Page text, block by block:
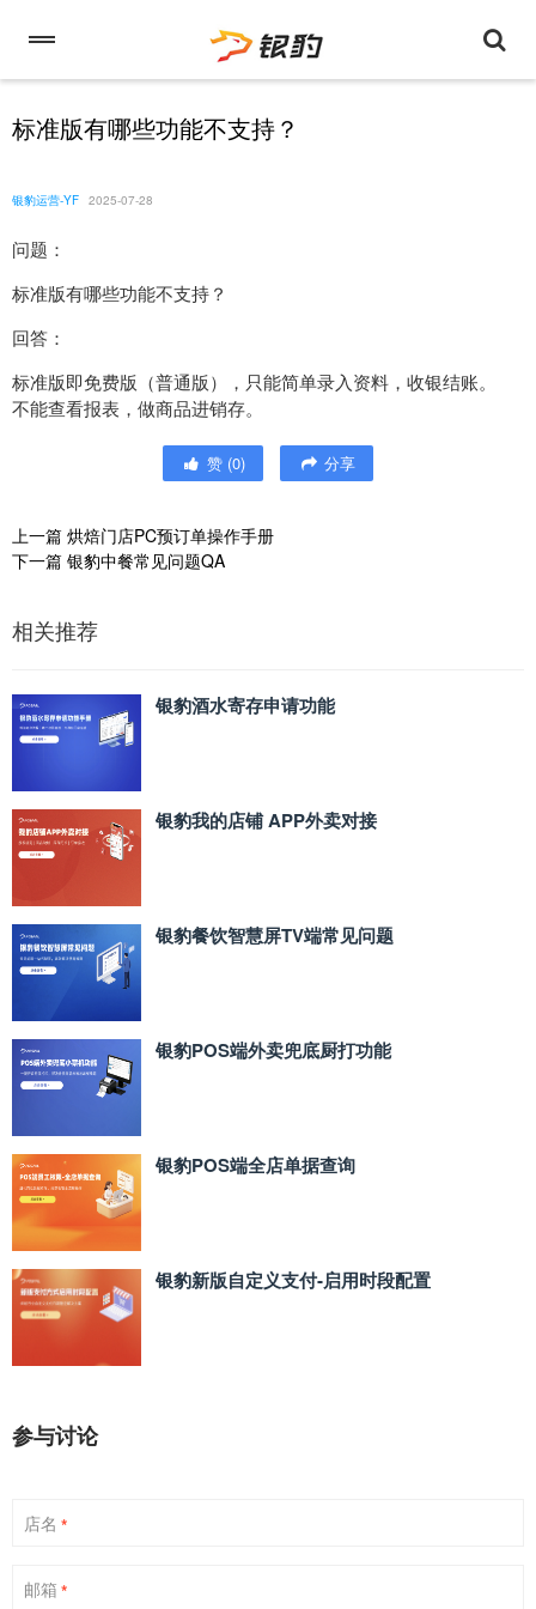
标准版有哪些功能不支持？
银豹运营-YF 2025-07-28
问题：
标准版有哪些功能不支持？
回答：
标准版即免费版（普通版），只能简单录入资料，收银结账。
不能查看报表，做商品进销存。
赞 (0) 分享
上一篇 烘焙门店PC预订单操作手册
下一篇 银豹中餐常见问题QA
相关推荐
银豹酒水寄存申请功能
银豹我的店铺 APP外卖对接
银豹餐饮智慧屏TV端常见问题
银豹POS端外卖兜底厨打功能
银豹POS端全店单据查询
银豹新版自定义支付‑启用时段配置
参与讨论
店名 *
邮箱 *